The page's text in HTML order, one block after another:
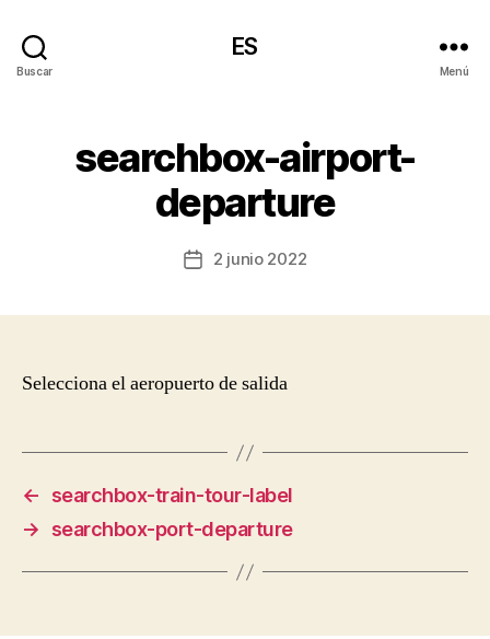
Buscar
ES
Menú
searchbox-airport-
departure
Fecha2 junio 2022
Selecciona el aeropuerto de salida
←
searchbox-train-tour-label
→
searchbox-port-departure